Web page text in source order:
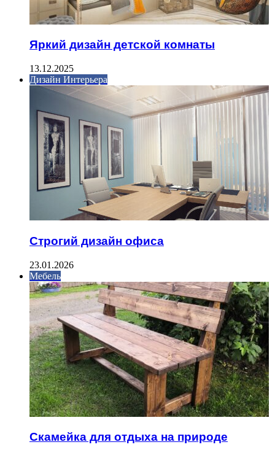
Яркий дизайн детской комнаты
13.12.2025
Дизайн Интерьера
Строгий дизайн офиса
23.01.2026
Мебель
Скамейка для отдыха на природе